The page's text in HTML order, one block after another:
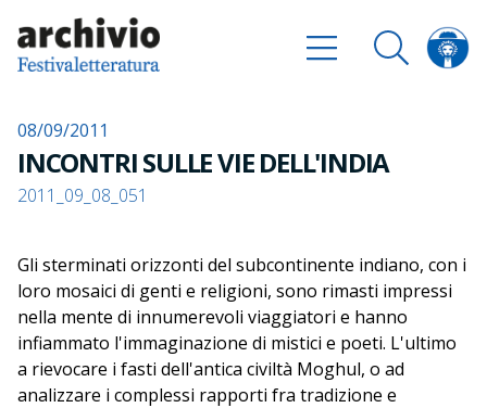
08/09/2011
INCONTRI SULLE VIE DELL'INDIA
2011_09_08_051
Gli sterminati orizzonti del subcontinente indiano, con i
loro mosaici di genti e religioni, sono rimasti impressi
nella mente di innumerevoli viaggiatori e hanno
infiammato l'immaginazione di mistici e poeti. L'ultimo
a rievocare i fasti dell'antica civiltà Moghul, o ad
analizzare i complessi rapporti fra tradizione e